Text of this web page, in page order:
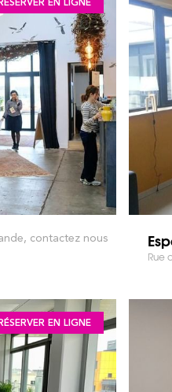
EN LIGNE
contactez nous
Rue
EN LIGNE